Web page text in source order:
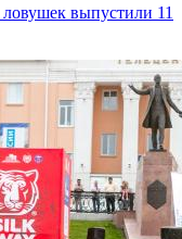
выпустили 11